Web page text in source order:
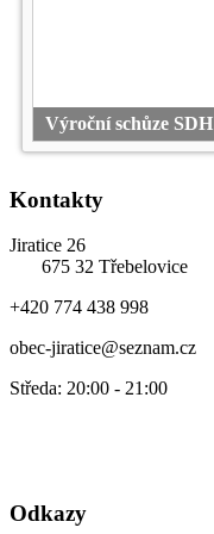
Výroční schůze SDH
Kontakty
Jiratice 26
675 32 Třebelovice
+420 774 438 998
obec-jiratice@seznam.cz
Středa: 20:00 - 21:00
Odkazy